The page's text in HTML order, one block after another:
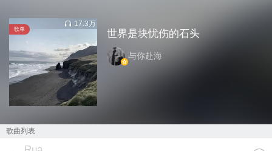
歌单
17.3万
世界是块忧伤的石头
与你赴海
歌曲列表